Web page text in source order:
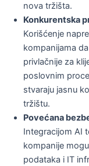
nova tržišta.
Konkurentska
Korišćenje
kompanijama
privlačnije za
poslovnim
stvaraju jasnu
tržištu.
Povećana
Integracijom AI
kompanije
podataka i IT